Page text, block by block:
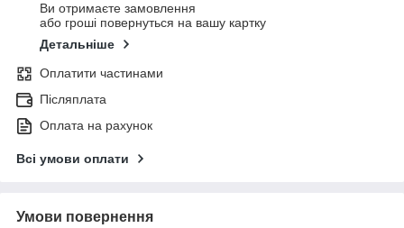
Ви отримаєте замовлення
або гроші повернуться на вашу картку
Детальніше
Оплатити частинами
Післяплата
Оплата на рахунок
Всі умови оплати
Умови повернення